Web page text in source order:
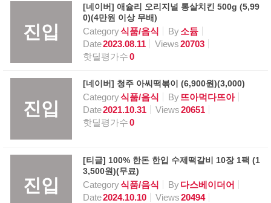
진입
[네이버] 애슐리 오리지널 통살치킨 500g (5,99
0)(4만원 이상 무배)
Category식품/음식 By소듐
Date2023.08.11 Views20703
핫딜평가수0
진입
[네이버] 청주 아씨떡볶이 (6,900원)(3,000)
Category식품/음식 By뜨아먹다뜨아
Date2021.10.31 Views20651
핫딜평가수0
진입
[티글] 100% 한돈 한입 수제떡갈비 10장 1팩 (1
3,500원)(무료)
Category식품/음식 By다스베이더어
Date2024.10.10 Views20494